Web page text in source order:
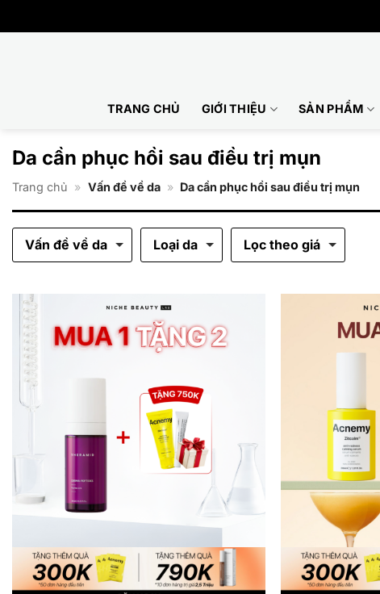
qua
TRANG CHỦ GIỚI THIỆU SẢN PHẨM
Da cần phục hồi sau điều trị mụn
Trang chủ » Vấn đề về da » Da cần phục hồi sau điều trị mụn
Vấn đề về da Loại da Lọc theo giá